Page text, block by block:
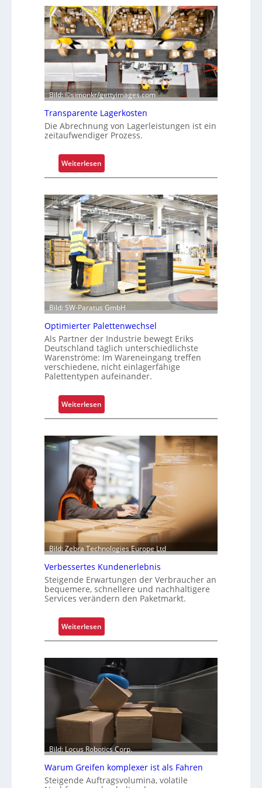
Bild: ©simonkr/gettyimages.com
Transparente Lagerkosten
Die Abrechnung von Lagerleistungen ist ein
zeitaufwendiger Prozess.
Weiterlesen
T
a
n
s
p
a
r
e
n
t
e
L
a
g
e
r
o
t
e
n
Bild: SW-Paratus GmbH
Optimierter Palettenwechsel
Als Partner der Industrie bewegt Eriks
Deutschland täglich unterschiedlichste
Warenströme: Im Wareneingang treffen
verschiedene, nicht einlagerfähige
Palettentypen aufeinander.
Weiterlesen
O
t
i
m
i
e
r
t
e
r
P
a
l
e
t
n
e
c
h
e
l
Bild: Zebra Technologies Europe Ltd
Verbessertes Kundenerlebnis
Steigende Erwartungen der Verbraucher an
bequemere, schnellere und nachhaltigere
Services verändern den Paketmarkt.
Weiterlesen
V
r
b
s
e
r
t
s
Bild: Locus Robotics Corp.
Warum Greifen komplexer ist als Fahren
Steigende Auftragsvolumina, volatile